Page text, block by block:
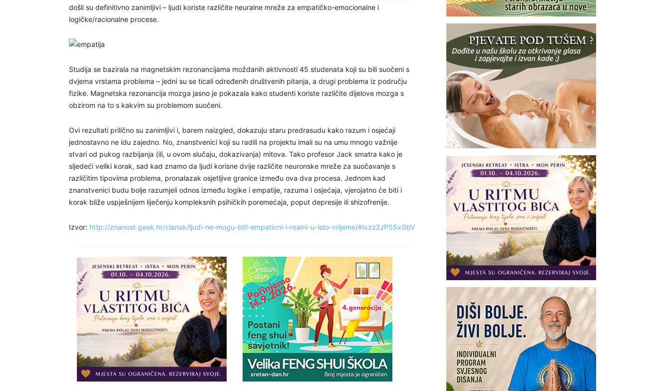
došli su definitivno zanimljivi – ljudi koriste različite neuralne mreže za empatičko-emocionalne i
logičke/racionalne procese.
Studija se bazirala na magnetskim rezonancijama moždanih aktivnosti 45 studenata koji su bili suočeni s
dvjema vrstama problema – jedni su se ticali određenih društvenih pitanja, a drugi problema iz području
fizike. Magnetska rezonancija mozga jasno je pokazala kako studenti koriste različite dijelove mozga s
obzirom na to s kakvim su problemom suočeni.
Ovi rezultati prilično su zanimljivi i, barem naizgled, dokazuju staru predrasudu kako razum i osjećaji
jednostavno ne idu zajedno. No, znanstvenici koji su radili na projektu imali su na umu mnogo važnije
stvari od pukog razbijanja (ili, u ovom slučaju, dokazivanja) mitova. Tako profesor Jack smatra kako je
sljedeći veliki korak, sad kad znamo da ljudi korisne dvije različite neuronske mreže za suočavanje s
različitim tipovima problema, pronalazak osjetljive granice između ova dva procesa. Jednom kad
znanstvenici budu bolje razumjeli odnos između logike i empatije, razuma i osjećaja, vjerojatno će biti i
korak bliže uspješnijem liječenju kompleksnih psihičkih poremećaja, poput depresije ili shizofrenije.
Izvor: http://znanost.geek.hr/clanak/ljudi-ne-mogu-biti-empaticni-i-realni-u-isto-vrijeme/#ixzz2JP55xGbV